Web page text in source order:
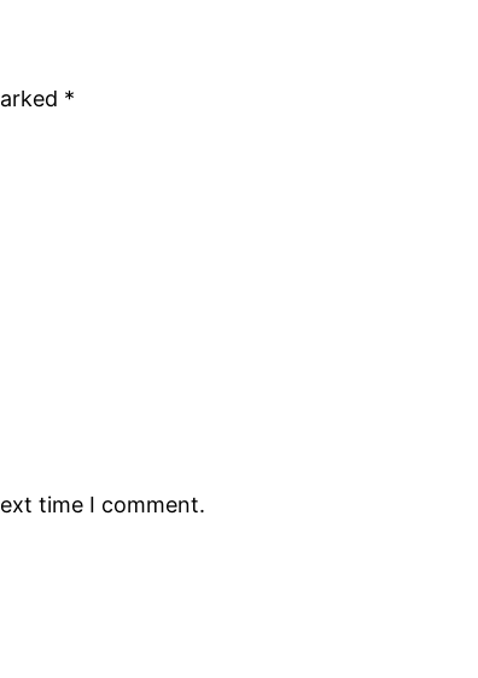
*
time I comment.